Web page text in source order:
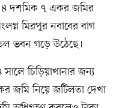
৪ দশমিক ৭ একর জমির
মিরপুর নবাবের বাগ
ভবন গড়ে উঠেছে।
সালে চিড়িয়াখানার জন্য
জমি নিয়ে জটিলতা দেখা